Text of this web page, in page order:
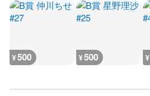
¥500 ¥500 ¥